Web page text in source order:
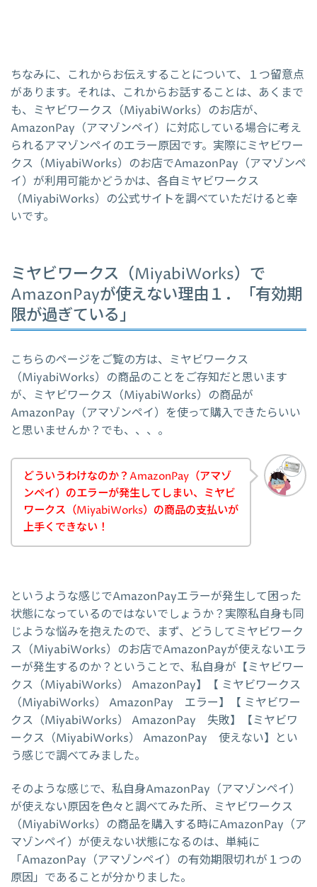
ちなみに、これからお伝えすることについて、１つ留意点
があります。それは、これからお話することは、あくまで
も、ミヤビワークス（MiyabiWorks）のお店が、
AmazonPay（アマゾンペイ）に対応している場合に考え
られるアマゾンペイのエラー原因です。実際にミヤビワー
クス（MiyabiWorks）のお店でAmazonPay（アマゾンペ
イ）が利用可能かどうかは、各自ミヤビワークス
（MiyabiWorks）の公式サイトを調べていただけると幸
いです。
ミヤビワークス（MiyabiWorks）で
AmazonPayが使えない理由１．「有効期
限が過ぎている」
こちらのページをご覧の方は、ミヤビワークス
（MiyabiWorks）の商品のことをご存知だと思います
が、ミヤビワークス（MiyabiWorks）の商品が
AmazonPay（アマゾンペイ）を使って購入できたらいい
と思いませんか？でも、、、。
どういうわけなのか？AmazonPay（アマゾ
ンペイ）のエラーが発生してしまい、ミヤビ
ワークス（MiyabiWorks）の商品の支払いが
上手くできない！
というような感じでAmazonPayエラーが発生して困った
状態になっているのではないでしょうか？実際私自身も同
じような悩みを抱えたので、まず、どうしてミヤビワーク
ス（MiyabiWorks）のお店でAmazonPayが使えないエラ
ーが発生するのか？ということで、私自身が【ミヤビワー
クス（MiyabiWorks） AmazonPay】【 ミヤビワークス
（MiyabiWorks） AmazonPay エラー】【 ミヤビワー
クス（MiyabiWorks） AmazonPay 失敗】【ミヤビワ
ークス（MiyabiWorks） AmazonPay 使えない】とい
う感じで調べてみました。
そのような感じで、私自身AmazonPay（アマゾンペイ）
が使えない原因を色々と調べてみた所、ミヤビワークス
（MiyabiWorks）の商品を購入する時にAmazonPay（ア
マゾンペイ）が使えない状態になるのは、単純に
「AmazonPay（アマゾンペイ）の有効期限切れが１つの
原因」であることが分かりました。